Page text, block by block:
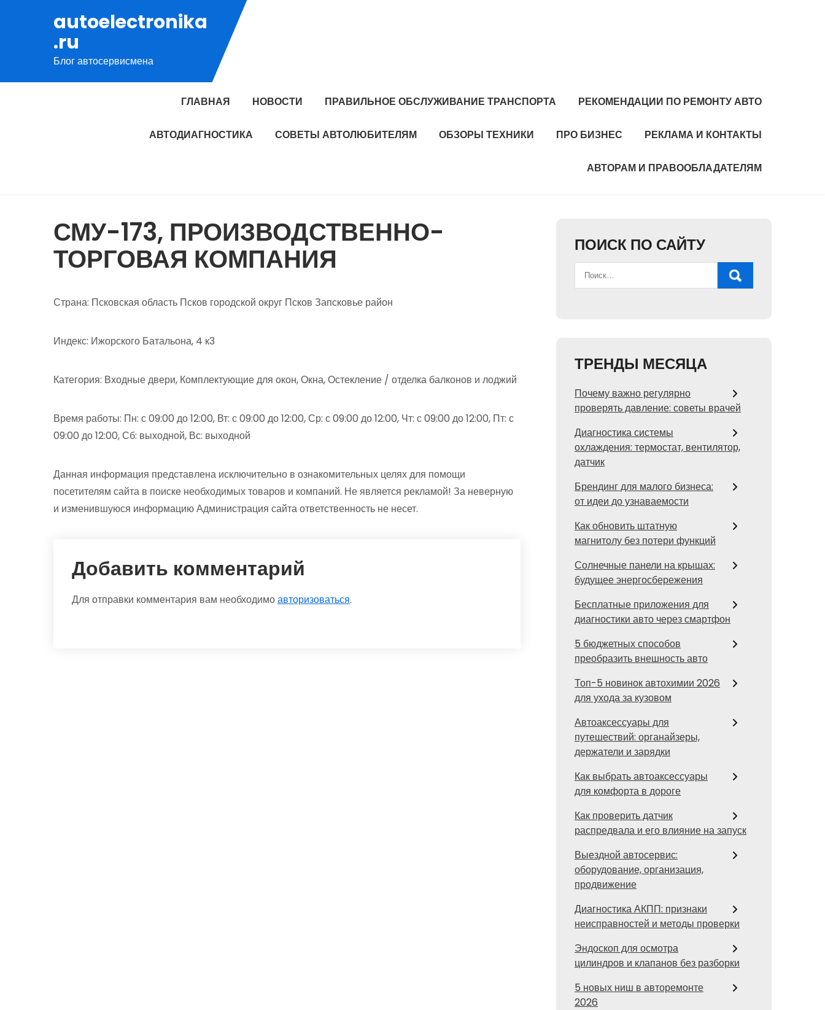
содержимому
autoelectronika
.ru
Блог автосервисмена
ГЛАВНАЯ НОВОСТИ ПРАВИЛЬНОЕ ОБСЛУЖИВАНИЕ ТРАНСПОРТА РЕКОМЕНДАЦИИ ПО РЕМОНТУ АВТО
АВТОДИАГНОСТИКА СОВЕТЫ АВТОЛЮБИТЕЛЯМ ОБЗОРЫ ТЕХНИКИ ПРО БИЗНЕС РЕКЛАМА И КОНТАКТЫ
АВТОРАМ И ПРАВООБЛАДАТЕЛЯМ
СМУ-173, ПРОИЗВОДСТВЕННО-
ТОРГОВАЯ КОМПАНИЯ
Страна: Псковская область Псков городской округ Псков Запсковье район
Индекс: Ижорского Батальона, 4 к3
Категория: Входные двери, Комплектующие для окон, Окна, Остекление / отделка балконов и лоджий
Время работы: Пн: с 09:00 до 12:00, Вт: с 09:00 до 12:00, Ср: с 09:00 до 12:00, Чт: с 09:00 до 12:00, Пт: с
09:00 до 12:00, Сб: выходной, Вс: выходной
Данная информация представлена исключительно в ознакомительных целях для помощи
посетителям сайта в поиске необходимых товаров и компаний. Не является рекламой! За неверную
и изменившуюся информацию Администрация сайта ответственность не несет.
Добавить комментарий
Для отправки комментария вам необходимоавторизоваться.
ПОИСК ПО САЙТУ
ТРЕНДЫ МЕСЯЦА
Почему важно регулярно
проверять давление: советы врачей
Диагностика системы
охлаждения: термостат, вентилятор,
датчик
Брендинг для малого бизнеса:
от идеи до узнаваемости
Как обновить штатную
магнитолу без потери функций
Солнечные панели на крышах:
будущее энергосбережения
Бесплатные приложения для
диагностики авто через смартфон
5 бюджетных способов
преобразить внешность авто
Топ-5 новинок автохимии 2026
для ухода за кузовом
Автоаксессуары для
путешествий: органайзеры,
держатели и зарядки
Как выбрать автоаксессуары
для комфорта в дороге
Как проверить датчик
распредвала и его влияние на запуск
Выездной автосервис:
оборудование, организация,
продвижение
Диагностика АКПП: признаки
неисправностей и методы проверки
Эндоскоп для осмотра
цилиндров и клапанов без разборки
5 новых ниш в авторемонте
2026